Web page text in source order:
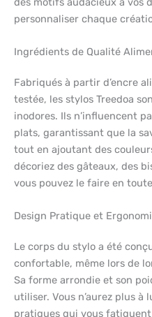
personnaliser chaque
Ingrédients de Qualité
Fabriqués à partir d’encre
testée, les stylos Treedoa
inodores. Ils n’influencent
plats, garantissant que la
tout en ajoutant des
décoriez des gâteaux, des
vous pouvez le faire en
Design Pratique et
Le corps du stylo a été
confortable, même lors de
Sa forme arrondie et son
utiliser. Vous n’aurez plus
pratiques qui vous fatiguent